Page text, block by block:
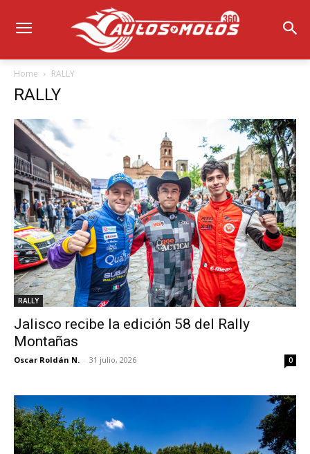
Home RALLY
RALLY
RALLY
Jalisco recibe la edición 58 del Rally
Montañas
Oscar Roldán N. - 31 julio, 2026 0